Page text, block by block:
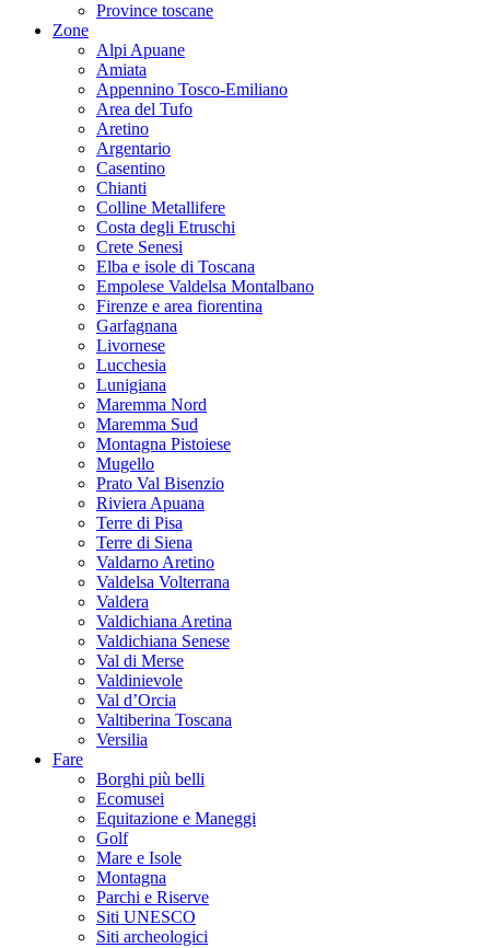
Province toscane
Zone
Alpi Apuane
Amiata
Appennino Tosco-Emiliano
Area del Tufo
Aretino
Argentario
Casentino
Chianti
Colline Metallifere
Costa degli Etruschi
Crete Senesi
Elba e isole di Toscana
Empolese Valdelsa Montalbano
Firenze e area fiorentina
Garfagnana
Livornese
Lucchesia
Lunigiana
Maremma Nord
Maremma Sud
Montagna Pistoiese
Mugello
Prato Val Bisenzio
Riviera Apuana
Terre di Pisa
Terre di Siena
Valdarno Aretino
Valdelsa Volterrana
Valdera
Valdichiana Aretina
Valdichiana Senese
Val di Merse
Valdinievole
Val d’Orcia
Valtiberina Toscana
Versilia
Fare
Borghi più belli
Ecomusei
Equitazione e Maneggi
Golf
Mare e Isole
Montagna
Parchi e Riserve
Siti UNESCO
Siti archeologici